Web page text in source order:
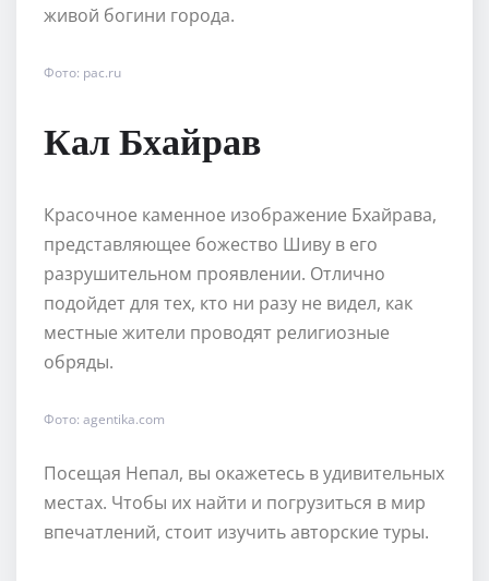
живой богини города.
Фото: pac.ru
Кал Бхайрав
Красочное каменное изображение Бхайрава,
представляющее божество Шиву в его
разрушительном проявлении. Отлично
подойдет для тех, кто ни разу не видел, как
местные жители проводят религиозные
обряды.
Фото: agentika.com
Посещая Непал, вы окажетесь в удивительных
местах. Чтобы их найти и погрузиться в мир
впечатлений, стоит изучить авторские туры.